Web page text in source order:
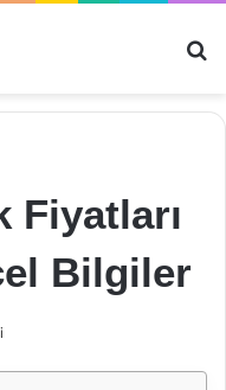
Fiyatları
Bilgiler